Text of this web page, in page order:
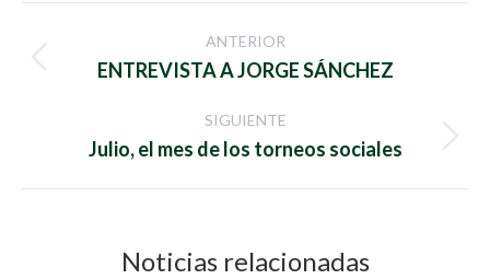
Navegación
entre
publicaciones
ANTERIOR
Publicación
ENTREVISTA A JORGE SÁNCHEZ
SIGUIENTE
Publicación
Julio, el mes de los torneos sociales
Noticias relacionadas